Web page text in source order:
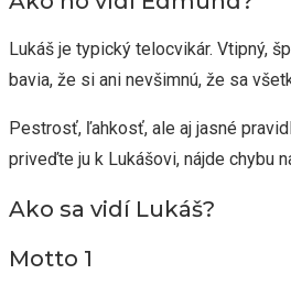
Lukáš je typický telocvikár. Vtipný,
bavia, že si ani nevšimnú, že sa
Pestrosť, ľahkosť, ale aj jasné
priveďte ju k Lukášovi, nájde chybu
Ako sa vidí Lukáš?
Motto 1